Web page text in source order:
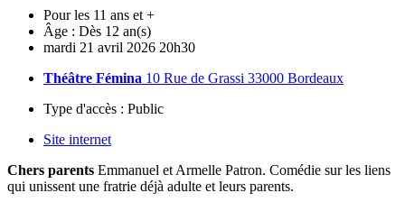
Pour les 11 ans et +
Âge : Dès 12 an(s)
mardi 21 avril 2026 20h30
Théâtre Fémina 10 Rue de Grassi 33000 Bordeaux
Type d'accès : Public
Site internet
Chers parents Emmanuel et Armelle Patron. Comédie sur les liens
qui unissent une fratrie déjà adulte et leurs parents.